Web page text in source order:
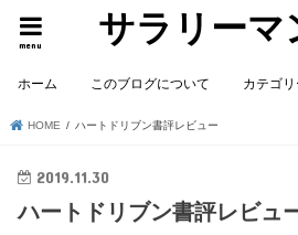
サラリーマ
menu
ホーム このブログについて カテゴリ
HOME ハートドリブン書評レビュー
2019.11.30
ハートドリブン書評レビュ